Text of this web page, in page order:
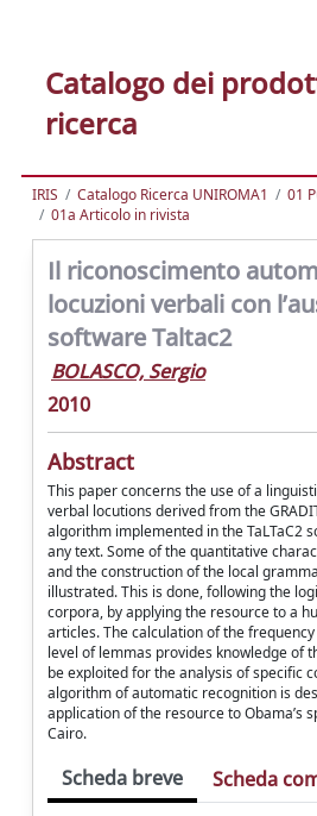
Catalogo dei
ricerca
IRIS Catalogo Ricerca UNIROMA1
01
01a Articolo in rivista
Il riconoscimento
locuzioni verbali con
software Taltac2
BOLASCO, Sergio
2010
Abstract
This paper concerns the use of a
verbal locutions derived from the
algorithm implemented in the TaLTaC2
any text. Some of the quantitative
and the construction of the local
illustrated. This is done, following the
corpora, by applying the resource to a
articles. The calculation of the
level of lemmas provides knowledge of
be exploited for the analysis of specific
algorithm of automatic recognition is
application of the resource to Obama’s
Cairo.
Scheda breve Scheda